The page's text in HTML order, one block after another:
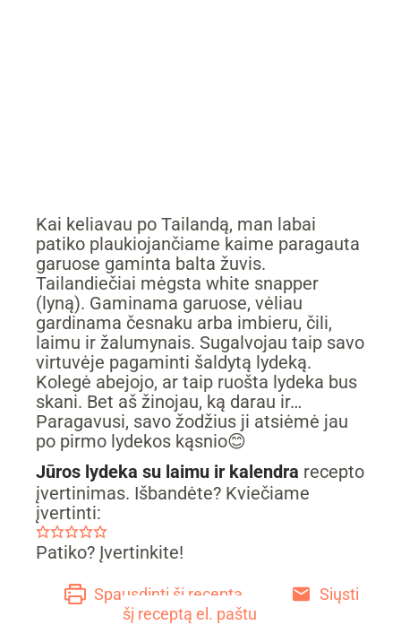
Kai keliavau po Tailandą, man labai
patiko plaukiojančiame kaime paragauta
garuose gaminta balta žuvis.
Tailandiečiai mėgsta white snapper
(lyną). Gaminama garuose, vėliau
gardinama česnaku arba imbieru, čili,
laimu ir žalumynais. Sugalvojau taip savo
virtuvėje pagaminti šaldytą lydeką.
Kolegė abejojo, ar taip ruošta lydeka bus
skani. Bet aš žinojau, ką darau ir…
Paragavusi, savo žodžius ji atsiėmė jau
po pirmo lydekos kąsnio😊
Jūros lydeka su laimu ir kalendra recepto
įvertinimas. Išbandėte? Kviečiame
įvertinti:
Patiko? Įvertinkite!
Spausdinti šį receptą
Siųsti
šį receptą el. paštu